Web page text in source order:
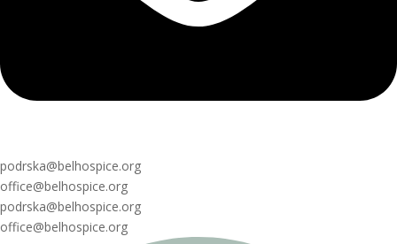
podrska@belhospice.org
office@belhospice.org
podrska@belhospice.org
office@belhospice.org